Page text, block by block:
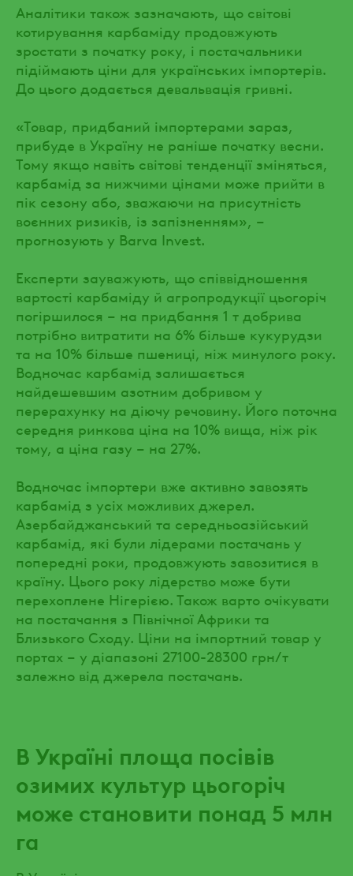
Аналітики також зазначають, що світові
котирування карбаміду продовжують
зростати з початку року, і постачальники
підіймають ціни для українських імпортерів.
До цього додається девальвація гривні.
«Товар, придбаний імпортерами зараз,
прибуде в Україну не раніше початку весни.
Тому якщо навіть світові тенденції зміняться,
карбамід за нижчими цінами може прийти в
пік сезону або, зважаючи на присутність
воєнних ризиків, із запізненням», –
прогнозують у Barva Invest.
Експерти зауважують, що співвідношення
вартості карбаміду й агропродукції цьогоріч
погіршилося – на придбання 1 т добрива
потрібно витратити на 6% більше кукурудзи
та на 10% більше пшениці, ніж минулого року.
Водночас карбамід залишається
найдешевшим азотним добривом у
перерахунку на діючу речовину. Його поточна
середня ринкова ціна на 10% вища, ніж рік
тому, а ціна газу – на 27%.
Водночас імпортери вже активно завозять
карбамід з усіх можливих джерел.
Азербайджанський та середньоазійський
карбамід, які були лідерами постачань у
попередні роки, продовжують завозитися в
країну. Цього року лідерство може бути
перехоплене Нігерією. Також варто очікувати
на постачання з Північної Африки та
Близького Сходу. Ціни на імпортний товар у
портах – у діапазоні 27100-28300 грн/т
залежно від джерела постачань.
В Україні площа посівів
озимих культур цьогоріч
може становити понад 5 млн
га